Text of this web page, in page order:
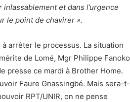
inlassablement et dans l’urgence
le point de chavirer ».
arrêter le processus. La situation
de Lomé, Mgr Philippe Fanoko
presse ce mardi à Brother Home.
Faure Gnassingbé. Mais sera-t-
RPT/UNIR, on ne pense